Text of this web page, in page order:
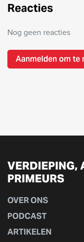
Reacties
Nog geen reacties
Aanmelden om te
VERDIEPING,
PRIMEURS
OVER ONS
PODCAST
ARTIKELEN